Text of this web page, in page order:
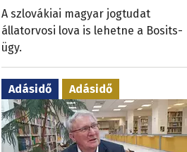
A szlovákiai magyar jogtudat
állatorvosi lova is lehetne a Bosits-
ügy.
Adásidő Adásidő